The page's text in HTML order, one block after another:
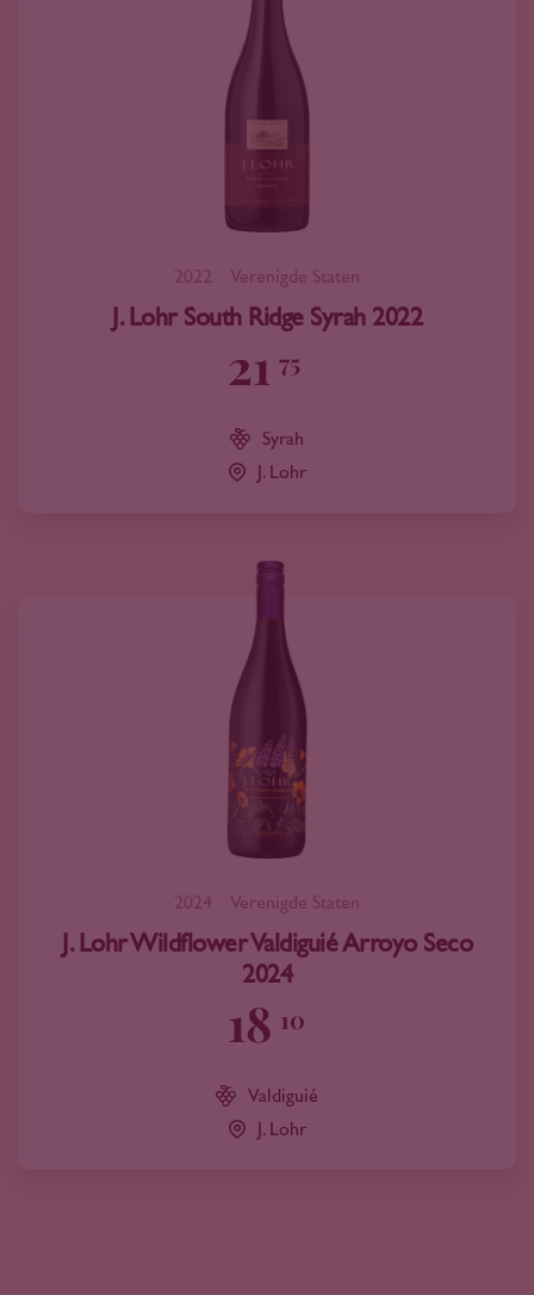
2022 Verenigde Staten
J. Lohr South Ridge Syrah 2022
21 75
Syrah
J. Lohr
2024 Verenigde Staten
J. Lohr Wildflower Valdiguié Arroyo Seco
2024
18 10
Valdiguié
J. Lohr